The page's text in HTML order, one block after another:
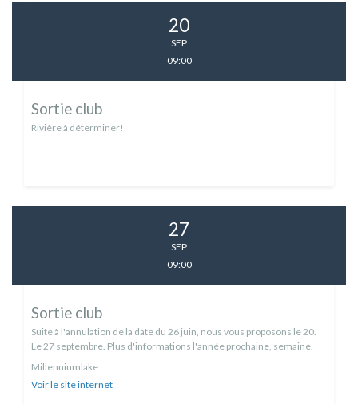
20
SEP
09:00
Sortie club
Rivière à déterminer!
27
SEP
09:00
Sortie club
Suite à l'annulation de la date du 26 juin, nous vous proposons le 20.
Le 27 septembre. Plus d'informations l'année prochaine, semaine.
Millenniumlake
Voir le site internet